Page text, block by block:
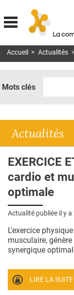
La
MON COMPTE
DOSSIERS
RÉSEAUX
E-REVUE SAD
THÉMA
L'APP
PUBLICITÉ
CONTACT
Accueil > Actualités
Mots clés
Actualités
EXERCICE
cardio et
optimale
Actualité publiée il y a
L'exercice
musculaire,
synergique
LIRE LA SUITE